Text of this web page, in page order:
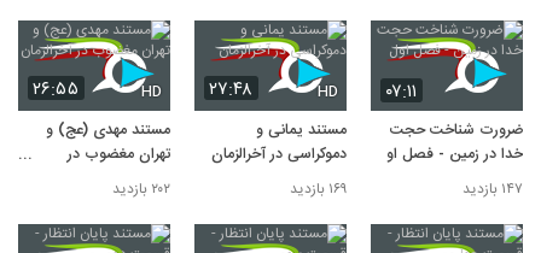
۰۷:۱۱
ضرورت شناخت حجت
خدا در زمین - فصل اول
۱۴۷ بازدید
۲۷:۴۸ HD
مستند یمانی و
دموکراسی در آخرالزمان
۱۶۹ بازدید
۲۶:۵۵ HD
مستند مهدی (عج) و
تهران مغضوب در
آخرالزمان
۲۰۲ بازدید